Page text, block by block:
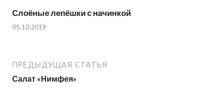
Слоёные лепёшки с начинкой
05.10.2019
ПРЕДЫДУЩАЯ СТАТЬЯ
Салат «Нимфея»